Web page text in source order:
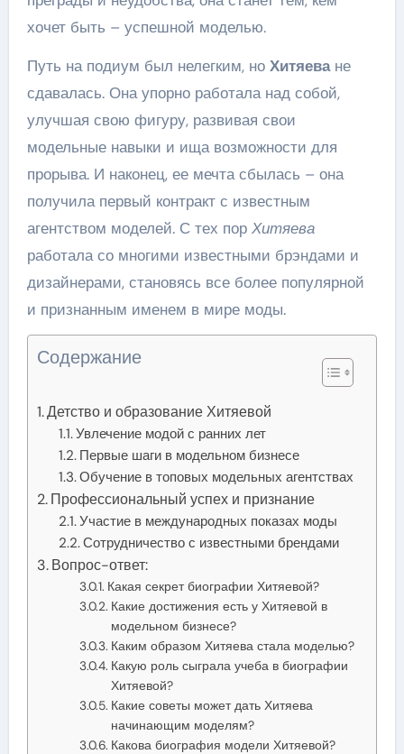
хочет быть – успешной моделью.
Путь на подиум был нелегким, но Хитяеване
сдавалась. Она упорно работала над собой,
улучшая свою фигуру, развивая свои
модельные навыки и ища возможности для
прорыва. И наконец, ее мечта сбылась – она
получила первый контракт с известным
агентством моделей. С тех пор Хитяева
работала со многими известными брэндами и
дизайнерами, становясь все более популярной
и признанным именем в мире моды.
Содержание
Детство и образование Хитяевой
Увлечение модой с ранних лет
Первые шаги в модельном бизнесе
Обучение в топовых модельных агентствах
Профессиональный успех и признание
Участие в международных показах моды
Сотрудничество с известными брендами
Вопрос-ответ:
Какая секрет биографии Хитяевой?
Какие достижения есть у Хитяевой в
модельном бизнесе?
Каким образом Хитяева стала моделью?
Какую роль сыграла учеба в биографии
Хитяевой?
Какие советы может дать Хитяева
начинающим моделям?
Какова биография модели Хитяевой?